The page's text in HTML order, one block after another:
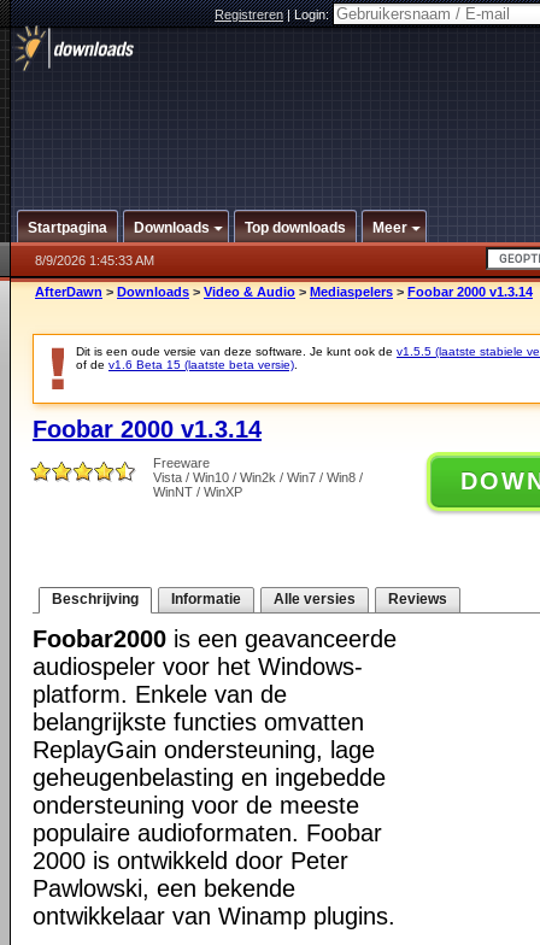
Registreren|Login:
Startpagina Downloads Top downloads Meer
8/9/2026 1:45:33 AM
AfterDawn > Downloads > Video & Audio > Mediaspelers > Foobar 2000 v1.3.14
Dit is een oude versie van deze software. Je kunt ook de v1.5.5 (laatste stabiele
of de v1.6 Beta 15 (laatste beta versie)
Foobar 2000 v1.3.14
Freeware
Vista / Win10 / Win2k / Win7 / Win8 /
WinNT / WinXP
Beschrijving Informatie Alle versies Reviews
Foobar2000 is een geavanceerde
audiospeler voor het Windows-
platform. Enkele van de
belangrijkste functies omvatten
ReplayGain ondersteuning, lage
geheugenbelasting en ingebedde
ondersteuning voor de meeste
populaire audioformaten. Foobar
2000 is ontwikkeld door Peter
Pawlowski, een bekende
ontwikkelaar van Winamp plugins.